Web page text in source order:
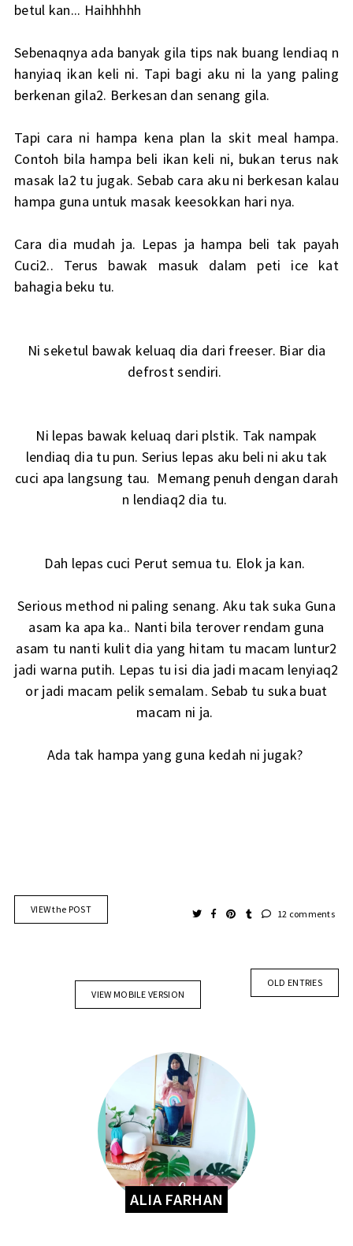
betul kan... Haihhhhh
Sebenaqnya ada banyak gila tips nak buang lendiaq n
hanyiaq ikan keli ni. Tapi bagi aku ni la yang paling
berkenan gila2. Berkesan dan senang gila.
Tapi cara ni hampa kena plan la skit meal hampa.
Contoh bila hampa beli ikan keli ni, bukan terus nak
masak la2 tu jugak. Sebab cara aku ni berkesan kalau
hampa guna untuk masak keesokkan hari nya.
Cara dia mudah ja. Lepas ja hampa beli tak payah
Cuci2.. Terus bawak masuk dalam peti ice kat
bahagia beku tu.
Ni seketul bawak keluaq dia dari freeser. Biar dia
defrost sendiri.
Ni lepas bawak keluaq dari plstik. Tak nampak
lendiaq dia tu pun. Serius lepas aku beli ni aku tak
cuci apa langsung tau. Memang penuh dengan darah
n lendiaq2 dia tu.
Dah lepas cuci Perut semua tu. Elok ja kan.
Serious method ni paling senang. Aku tak suka Guna
asam ka apa ka.. Nanti bila terover rendam guna
asam tu nanti kulit dia yang hitam tu macam luntur2
jadi warna putih. Lepas tu isi dia jadi macam lenyiaq2
or jadi macam pelik semalam. Sebab tu suka buat
macam ni ja.
Ada tak hampa yang guna kedah ni jugak?
VIEW the POST 12 comments
OLD ENTRIES
VIEW MOBILE VERSION
ALIA FARHAN